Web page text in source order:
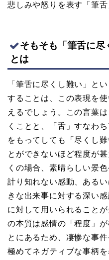
悲しみや怒りを表す「筆
そもそも「筆舌に
とは
「筆舌に尽くし難い」と
することは、この表現を
えるでしょう。この言葉
くことと、「舌」すなわ
をもってしても「尽くし
とができないほど程度が
くの場合、素晴らしい景
計り知れない感動、ある
きな出来事に対する深い
に対して用いられること
の本質は感情の「程度」
とにあるため、凄惨な事
極めてネガティブな事柄